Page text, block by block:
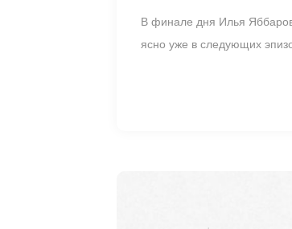
В финале дня Илья
ясно уже в следующих